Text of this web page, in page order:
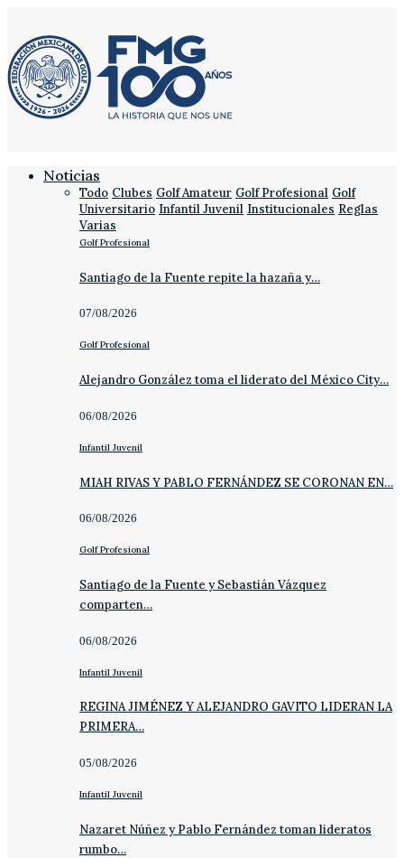
Noticias
Todo Clubes Golf Amateur Golf Profesional Golf
Universitario Infantil Juvenil Institucionales Reglas
Varias
Golf Profesional
Santiago de la Fuente repite la hazaña y…
07/08/2026
Golf Profesional
Alejandro González toma el liderato del México City…
06/08/2026
Infantil Juvenil
MIAH RIVAS Y PABLO FERNÁNDEZ SE CORONAN EN…
06/08/2026
Golf Profesional
Santiago de la Fuente y Sebastián Vázquez
comparten…
06/08/2026
Infantil Juvenil
REGINA JIMÉNEZ Y ALEJANDRO GAVITO LIDERAN LA
PRIMERA…
05/08/2026
Infantil Juvenil
Nazaret Núñez y Pablo Fernández toman lideratos
rumbo…